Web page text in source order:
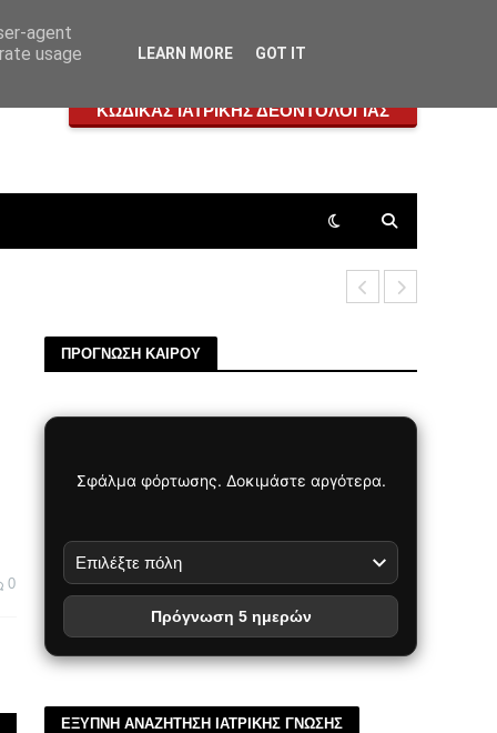
ΚΩΔΙΚΑΣ ΙΑΤΡΙΚΗΣ ΔΕΟΝΤΟΛΟΓΙΑΣ
0
ΠΡΟΓΝΩΣΗ ΚΑΙΡΟΥ
Σφάλμα φόρτωσης. Δοκιμάστε αργότερα.
Πρόγνωση 5 ημερών
ΕΞΥΠΝΗ ΑΝΑΖΗΤΗΣΗ ΙΑΤΡΙΚΗΣ ΓΝΩΣΗΣ
agent
usage
LEARN MORE GOT IT